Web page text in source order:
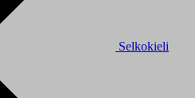
Selkokieli